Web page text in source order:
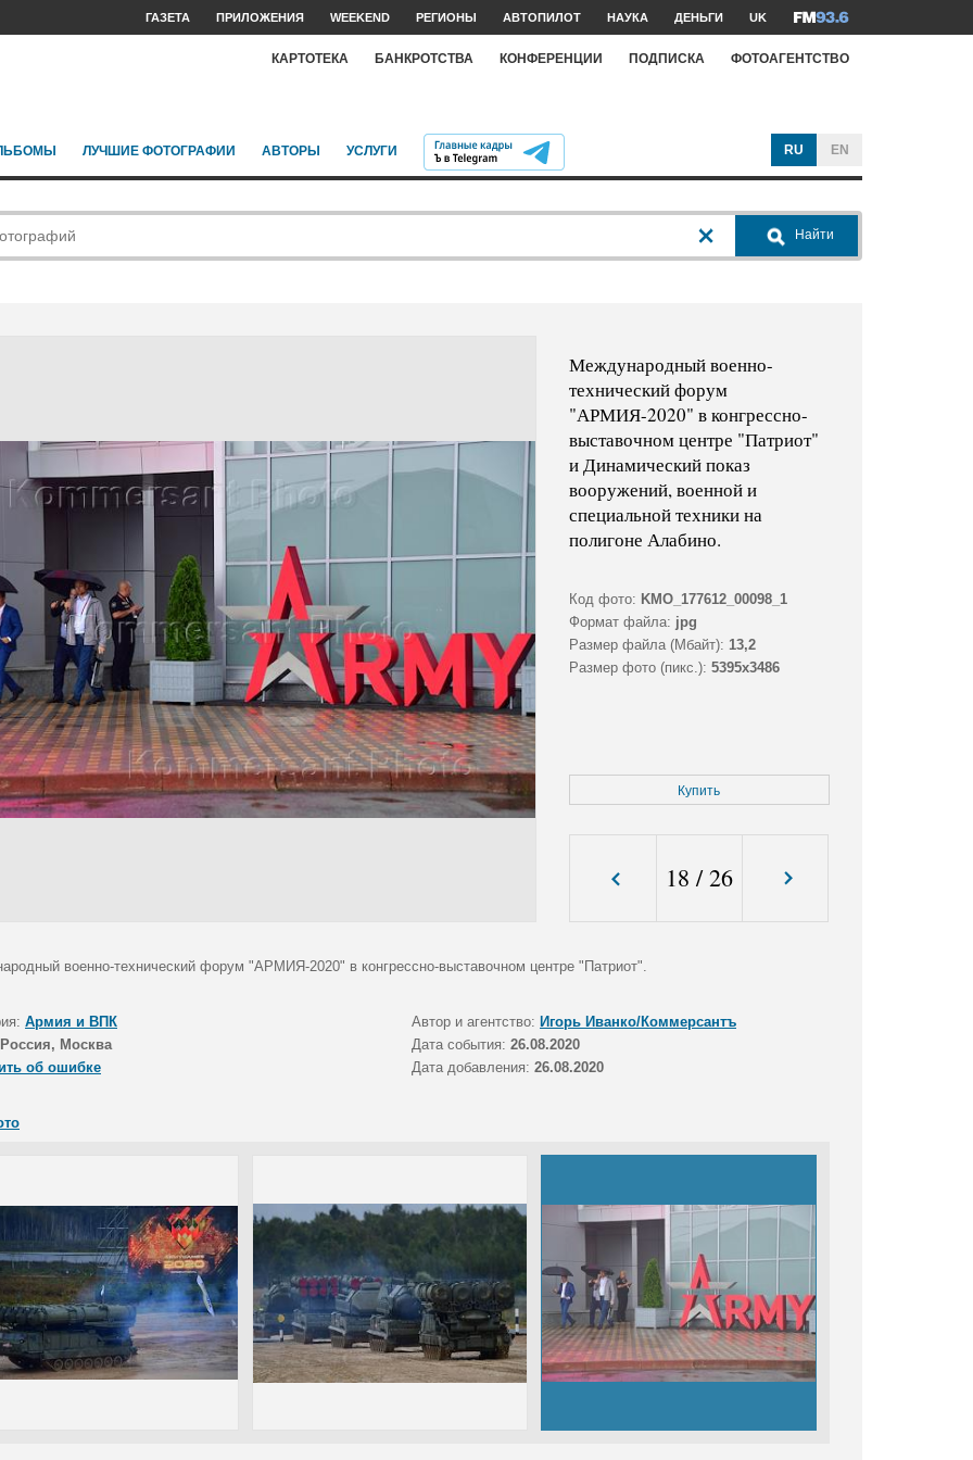
ГАЗЕТА ПРИЛОЖЕНИЯ WEEKEND РЕГИОНЫ АВТОПИЛОТ НАУКА ДЕНЬГИ UK
КАРТОТЕКА БАНКРОТСТВА КОНФЕРЕНЦИИ ПОДПИСКА ФОТОАГЕНТСТВО
ЛУЧШИЕ ФОТОГРАФИИ АВТОРЫ УСЛУГИ RU EN
Найти
Международный военно-
технический форум
"АРМИЯ-2020" в конгрессно-
выставочном центре "Патриот"
и Динамический показ
вооружений, военной и
специальной техники на
полигоне Алабино.
Код фото: KMO_177612_00098_1
Формат файла: jpg
Размер файла (Мбайт): 13,2
Размер фото (пикс.): 5395x3486
Купить
18 /26
военно-технический форум "АРМИЯ-2020" в конгрессно-выставочном центре "Патриот".
Армия и ВПК Автор и агентство: Игорь Иванко/Коммерсантъ
Россия, Москва Дата события: 26.08.2020
об ошибке
Дата добавления: 26.08.2020